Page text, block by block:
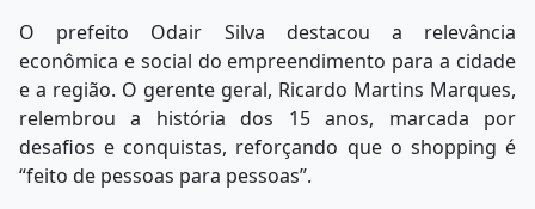
O prefeito Odair Silva destacou a relevância
econômica e social do empreendimento para a cidade
e a região. O gerente geral, Ricardo Martins Marques,
relembrou a história dos 15 anos, marcada por
desafios e conquistas, reforçando que o shopping é
“feito de pessoas para pessoas”.